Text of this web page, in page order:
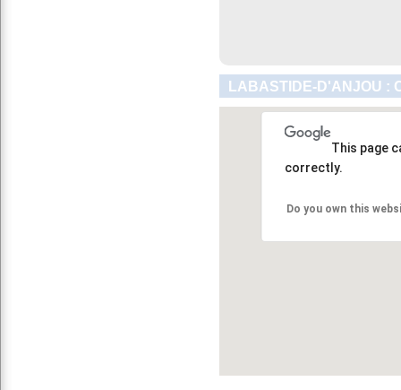
LABASTIDE-D'ANJOU :
This page
correctly.
Do you own this